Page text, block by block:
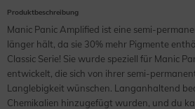
Produktbeschreibung
Manic Panic Amplified ist eine semi-
länger hält, da sie 30% mehr Pigmente
Classic Serie! Sie wurde speziell für Manic
entwickelt, die sich von ihrer semi-
Langlebigkeit wünschen. Langanhaltend
Chemikalien hinzugefügt wurden, und du